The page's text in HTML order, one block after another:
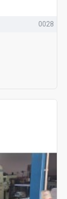
0028